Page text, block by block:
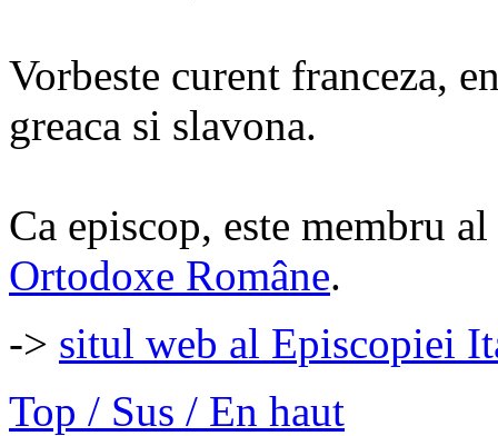
Vorbeste curent franceza,
greaca si slavona.
Ca episcop, este membru al
Ortodoxe Române.
-> situl web al Episcopiei
Top / Sus / En haut